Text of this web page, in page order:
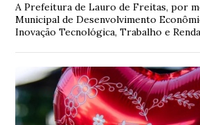
A Prefeitura de Lauro de Freitas, por
Municipal de Desenvolvimento
Inovação Tecnológica, Trabalho e Renda